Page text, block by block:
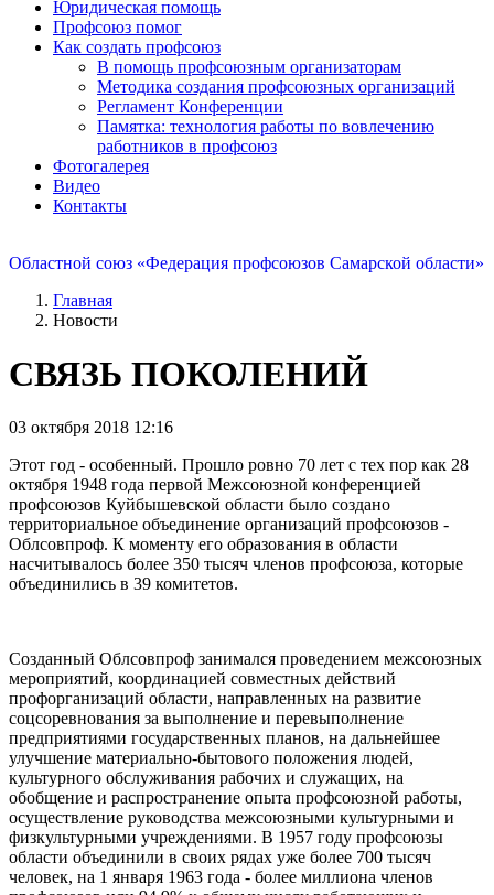
Юридическая помощь
Профсоюз помог
Как создать профсоюз
В помощь профсоюзным организаторам
Методика создания профсоюзных организаций
Регламент Конференции
Памятка: технология работы по вовлечению
работников в профсоюз
Фотогалерея
Видео
Контакты
Областной союз «Федерация профсоюзов Самарской области»
Главная
Новости
СВЯЗЬ ПОКОЛЕНИЙ
03 октября 2018 12:16
Этот год - особенный. Прошло ровно 70 лет с тех пор как 28
октября 1948 года первой Межсоюзной конференцией
профсоюзов Куйбышевской области было создано
территориальное объединение организаций профсоюзов -
Облсовпроф. К моменту его образования в области
насчитывалось более 350 тысяч членов профсоюза, которые
объединились в 39 комитетов.
Созданный Облсовпроф занимался проведением межсоюзных
мероприятий, координацией совместных действий
профорганизаций области, направленных на развитие
соцсоревнования за выполнение и перевыполнение
предприятиями государственных планов, на дальнейшее
улучшение материально-бытового положения людей,
культурного обслуживания рабочих и служащих, на
обобщение и распространение опыта профсоюзной работы,
осуществление руководства межсоюзными культурными и
физкультурными учреждениями. В 1957 году профсоюзы
области объединили в своих рядах уже более 700 тысяч
человек, на 1 января 1963 года - более миллиона членов